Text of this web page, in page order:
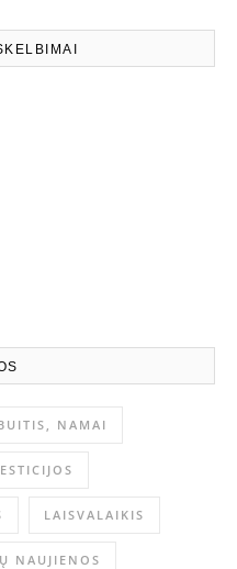
NAMAI
LAISVALAIKIS
NAUJIENOS